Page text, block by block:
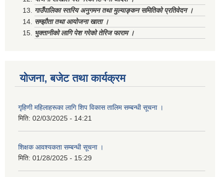
गाउँपालिका स्तरिय अनुगमन तथा मुल्याङ्कन समितिको प्रतिवेदन ।
सम्झौता तथा आयोजना खाता ।
भुक्तानीको लागि पेश गरेको तेरिज फाराम ।
योजना, बजेट तथा कार्यक्रम
गृहिणी महिलाहरूका लागि शिप विकास तालिम सम्बन्धी सूचना ‌।
मिति: 02/03/2025 - 14:21
शिक्षक आवश्यकता सम्बन्धी सूचना ।
मिति: 01/28/2025 - 15:29